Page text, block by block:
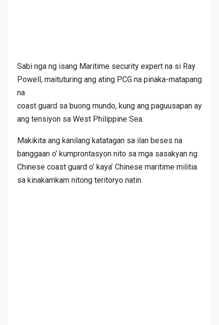
Sabi nga ng isang Maritime security expert na si Ray
Powell, maituturing ang ating PCG na pinaka-matapang
na
coast guard sa buong mundo, kung ang paguusapan ay
ang tensiyon sa West Philippine Sea.
Makikita ang kanilang katatagan sa ilan beses na
banggaan o’ kumprontasyon nito sa mga sasakyan ng
Chinese coast guard o’ kaya’ Chinese maritime militia
sa kinakamkam nitong teritoryo natin.